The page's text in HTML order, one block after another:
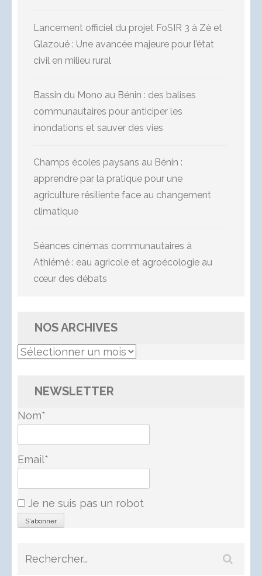
Lancement officiel du projet FoSIR 3 à Zè et
Glazoué : Une avancée majeure pour l’état
civil en milieu rural
Bassin du Mono au Bénin : des balises
communautaires pour anticiper les
inondations et sauver des vies
Champs écoles paysans au Bénin :
apprendre par la pratique pour une
agriculture résiliente face au changement
climatique
Séances cinémas communautaires à
Athiémé : eau agricole et agroécologie au
cœur des débats
NOS ARCHIVES
Nos
NEWSLETTER
Nom*
Email*
Je ne suis pas un robot
Rechercher :